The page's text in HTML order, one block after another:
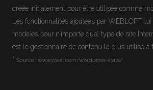
créée initialement pour être utilisée comme
Les fonctionnalités ajoutées par WEBLOFT
modelée pour n’importe quel type de site
est le gestionnaire de contenu le plus utilisé à
* Source : www.yoast.com/wordpress-stats/